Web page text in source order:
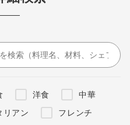
洋食
中華
リアン
フレンチ